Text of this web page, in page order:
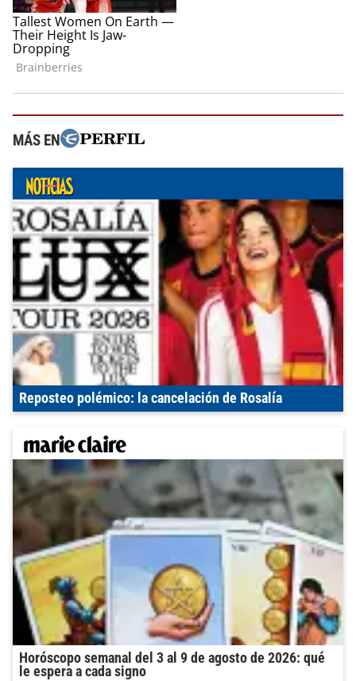
MÁS EN
Reposteo polémico: la cancelación de Rosalía
Horóscopo semanal del 3 al 9 de agosto de 2026: qué
le espera a cada signo